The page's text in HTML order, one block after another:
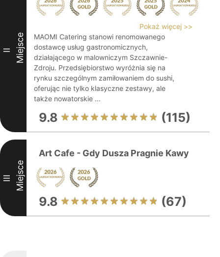
II Miejsce
Pokaż więcej >>
MAOMI Catering stanowi renomowanego
dostawcę usług gastronomicznych,
działającego w malowniczym Szczawnie-
Zdroju. Przedsiębiorstwo wyróżnia się na
rynku szczególnym zamiłowaniem do sushi,
oferując nie tylko klasyczne zestawy, ale
także nowatorskie ...
9.8 (115)
III Miejsce
Art Cafe - Gdy Dusza Pragnie Kawy
9.8 (67)